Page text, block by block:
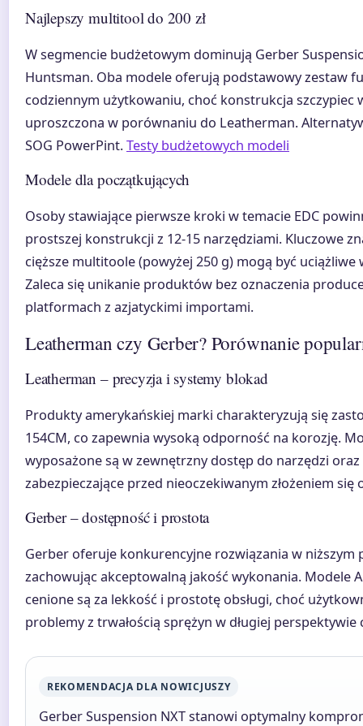
Najlepszy multitool do 200 zł
W segmencie budżetowym dominują Gerber
Huntsman. Oba modele oferują podstawowy zestaw
codziennym użytkowaniu, choć konstrukcja szczypiec
uproszczona w porównaniu do Leatherman.
SOG PowerPint.Testy budżetowych modeli
Modele dla początkujących
Osoby stawiające pierwsze kroki w temacie EDC
prostszej konstrukcji z 12-15 narzędziami. Kluczowe
cięższe multitoole (powyżej 250 g) mogą być
Zaleca się unikanie produktów bez oznaczenia
platformach z azjatyckimi importami.
Leatherman czy Gerber? Porównanie
Leatherman – precyzja i systemy blokad
Produkty amerykańskiej marki charakteryzują się
154CM, co zapewnia wysoką odporność na korozję.
wyposażone są w zewnętrzny dostęp do narzędzi
zabezpieczające przed nieoczekiwanym złożeniem się
Gerber – dostępność i prostota
Gerber oferuje konkurencyjne rozwiązania w niższym
zachowując akceptowalną jakość wykonania. Modele
cenione są za lekkość i prostotę obsługi, choć
problemy z trwałością sprężyn w długiej perspektywie
REKOMENDACJA DLA NOWICJUSZY
Gerber Suspension NXT stanowi optymalny